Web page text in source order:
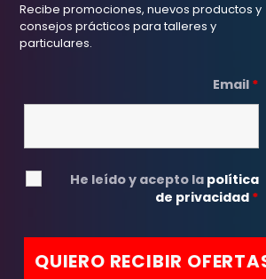
Recibe promociones, nuevos productos y
consejos prácticos para talleres y
particulares.
Email *
He leído y acepto la política
de privacidad *